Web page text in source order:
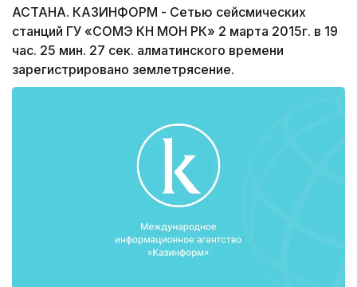
АСТАНА. КАЗИНФОРМ - Сетью сейсмических
станций ГУ «СОМЭ КН МОН РК» 2 марта 2015г. в 19
час. 25 мин. 27 сек. алматинского времени
зарегистрировано землетрясение.